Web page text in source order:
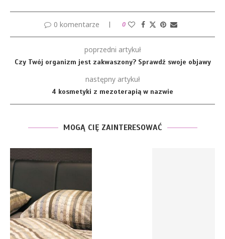
0 komentarze 0
poprzedni artykuł
Czy Twój organizm jest zakwaszony? Sprawdź swoje objawy
następny artykuł
4 kosmetyki z mezoterapią w nazwie
MOGĄ CIĘ ZAINTERESOWAĆ